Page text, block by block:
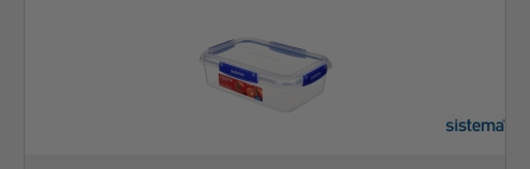
hun stapelbare ontwerp, optionele deksel en duurzame
constructie zijn onze deegkratten de ideale keuze voor elke